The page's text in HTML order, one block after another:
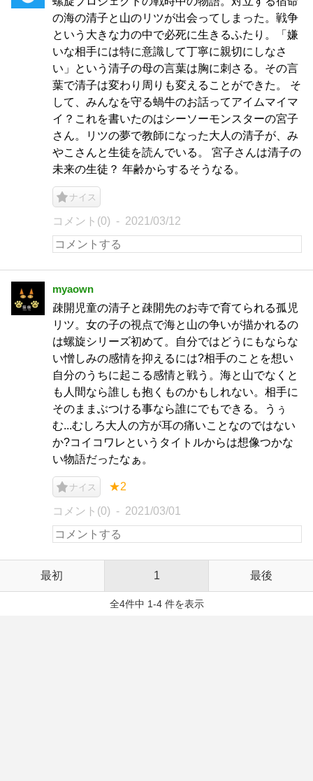
の海の清子と山のリツが出会ってしまった。戦争
という大きな力の中で必死に生きるふたり。「嫌
いな相手には特に意識して丁寧に親切にしなさ
い」という清子の母の言葉は胸に刺さる。その言
葉で清子は変わり周りも変えることができた。 そ
して、みんなを守る蝸牛のお話ってアイムマイマ
イ？これを書いたのはシーソーモンスターの宮子
さん。リツの夢で教師になった大人の清子が、み
やこさんと生徒を読んでいる。 宮子さんは清子の
未来の生徒？ 年齢からするそうなる。
ナイス
コメント(0) 2021/03/12
myaown
疎開児童の清子と疎開先のお寺で育てられる孤児
リツ。女の子の視点で海と山の争いが描かれるの
は螺旋シリーズ初めて。自分ではどうにもならな
い憎しみの感情を抑えるには?相手のことを想い
自分のうちに起こる感情と戦う。海と山でなくと
も人間なら誰しも抱くものかもしれない。相手に
そのままぶつける事なら誰にでもできる。うぅ
む...むしろ大人の方が耳の痛いことなのではない
か?コイコワレというタイトルからは想像つかな
い物語だったなぁ。
ナイス ★2
コメント(0) 2021/03/01
最初 1 最後
全4件中 1-4 件を表示